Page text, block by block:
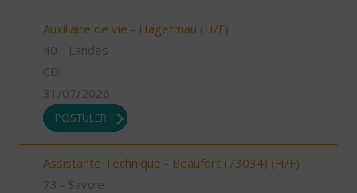
Auxiliaire de vie - Hagetmau (H/F)
40 - Landes
CDI
31/07/2026
POSTULER
Assistante Technique - Beaufort (73034) (H/F)
73 - Savoie